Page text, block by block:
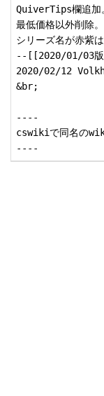
QuiverTips欄追加
最低価格以外削除。
シリーズ名が赤紫
--[[2020/01/03版
2020/02/12
&br;
----
cswikiで同名の